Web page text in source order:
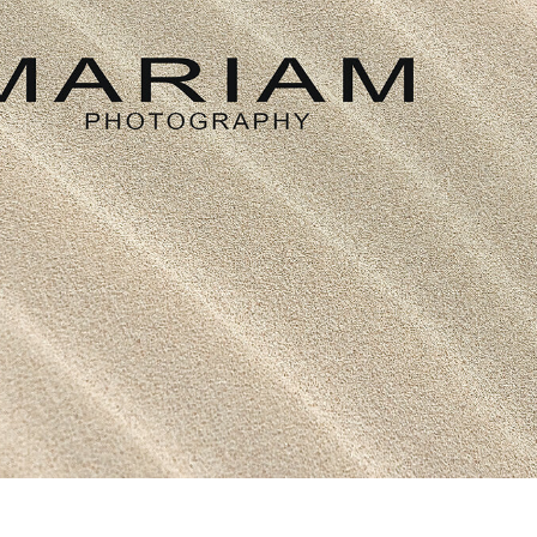
fototöötlus Ehete fotode redigeerimine AI